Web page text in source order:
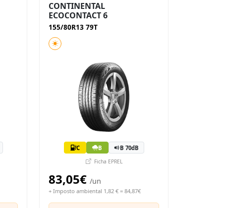
CONTINENTAL
ECOCONTACT 6
155/80R13 79T
C B B 70dB
Ficha EPREL
83,05€ /un
+ Imposto ambiental 1,82 € = 84,87€